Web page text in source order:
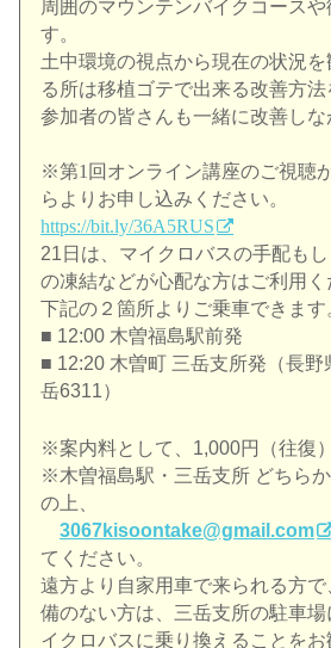
周囲のマウンテンバイクコースや
す。
土中環境の視点から現在の状況
る所は移植ゴテで出来る改善方法
参加者の皆さんも一緒に改善しな
※第1回オンライン講座のご視聴
らよりお申し込みください。
https://bit.ly/36A5RUS
21日は、マイクロバスの手配も
の凍結などが心配な方はご利用く
下記の２箇所よりご乗車できます
■ 12:00 木曽福島駅前発
■ 12:20 木曽町 三岳支所発（長野
岳6311）
※案内料として、1,000円（往復
※木曽福島駅・三岳支所 どちら
の上、
3067kisoontake@gmail.com
てください。
遠方より自家用車で来られる方
備のない方は、 三岳支所の駐車
イクロバスに乗り換えることをお